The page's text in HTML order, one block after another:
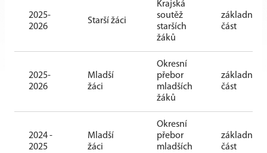
2025-
2026
Starší žáci
Krajská
soutěž
starších
žáků
základní
část
2025-
2026
Mladší
žáci
Okresní
přebor
mladších
žáků
základní
část
2024 -
2025
Mladší
žáci
Okresní
přebor
mladších
základní
část